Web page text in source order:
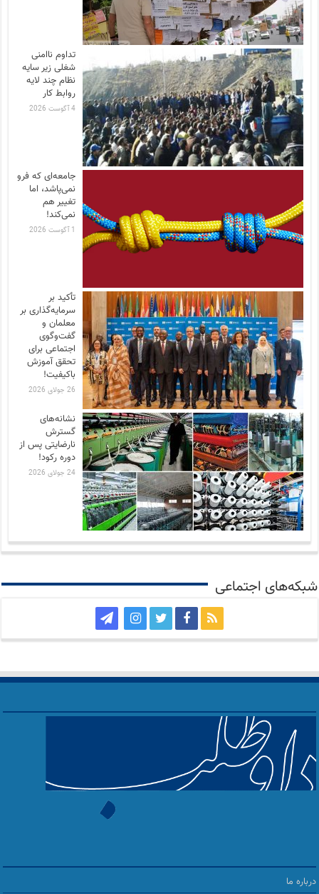
تداوم ناامنی
شغلی زیر سایه
نظام چند لایه
روابط کار
4 آگوست 2026
جامعه‌ای که فرو
نمی‌پاشد، اما
تغییر هم
نمی‌کند!
1 آگوست 2026
تأکید بر
سرمایه‌گذاری بر
معلمان و
گفت‌وگوی
اجتماعی برای
تحقق آموزش
باکیفیت!
26 جولای 2026
نشانه‌های
گسترش
نارضایتی‌ پس از
دوره رکود!
24 جولای 2026
شبکه‌های اجتماعی
درباره ما